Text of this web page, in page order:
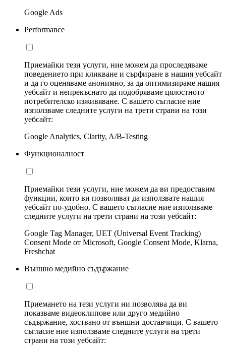
Google Ads
Performance
Приемайки тези услуги, ние можем да проследяваме
поведението при кликване и сърфиране в нашия уебсайт
и да го оценяваме анонимно, за да оптимизираме нашия
уебсайт и непрекъснато да подобряваме цялостното
потребителско изживяване. С вашето съгласие ние
използваме следните услуги на трети страни на този
уебсайт:
Google Analytics, Clarity, A/B-Testing
Функционалност
Приемайки тези услуги, ние можем да ви предоставим
функции, които ви позволяват да използвате нашия
уебсайт по-удобно. С вашето съгласие ние използваме
следните услуги на трети страни на този уебсайт:
Google Tag Manager, UET (Universal Event Tracking)
Consent Mode от Microsoft, Google Consent Mode, Klarna,
Freshchat
Външно медийно съдържание
Приемането на тези услуги ни позволява да ви
показваме видеоклипове или друго медийно
съдържание, хоствано от външни доставчици. С вашето
съгласие ние използваме следните услуги на трети
страни на този уебсайт: